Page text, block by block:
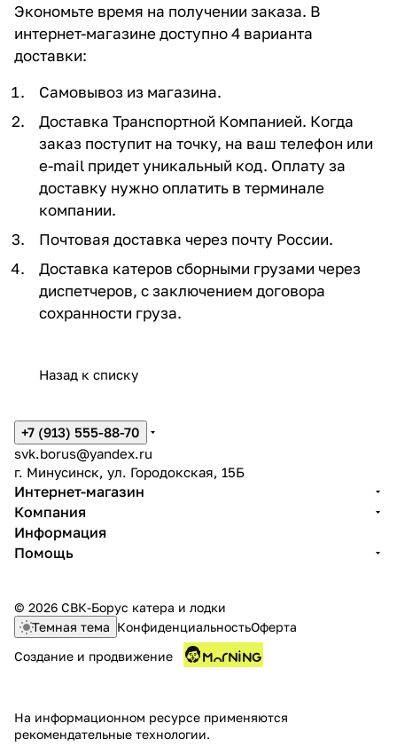
Экономьте время на получении заказа. В
интернет-магазине доступно 4 варианта
доставки:
Самовывоз из магазина.
Доставка Транспортной Компанией. Когда
заказ поступит на точку, на ваш телефон или
e-mail придет уникальный код. Оплату за
доставку нужно оплатить в терминале
компании.
Почтовая доставка через почту России.
Доставка катеров сборными грузами через
диспетчеров, с заключением договора
сохранности груза.
Назад к списку
+7 (913) 555-88-70
svk.borus@yandex.ru
г. Минусинск, ул. Городокская, 15Б
Интернет-магазин
Компания
Информация
Помощь
© 2026 СВК-Борус катера и лодки
Темная тема КонфиденциальностьОферта
Создание и продвижение
На информационном ресурсе применяются
рекомендательные технологии.